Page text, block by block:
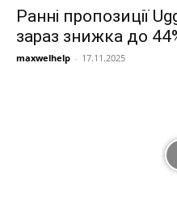
Ранні пропозиції
зараз знижка до
maxwelhelp - 17.11.2025